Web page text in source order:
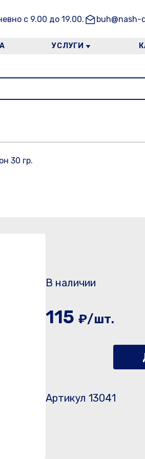
с 9.00 до 19.00. buh@nash-
УСЛУГИ
30 гр.
В наличии
115 ₽/шт.
Артикул 13041